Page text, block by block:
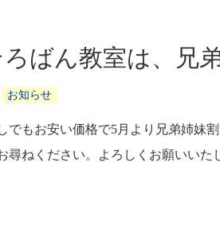
ばん教室は、兄
お知らせ
でもお安い価格で5月より兄弟姉妹
尋ねください。よろしくお願いいた